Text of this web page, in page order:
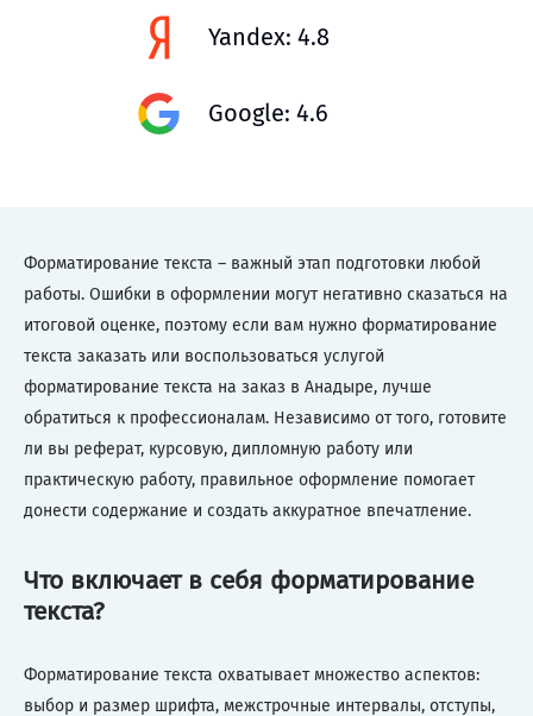
Yandex: 4.8
Google: 4.6
Форматирование текста – важный этап подготовки любой
работы. Ошибки в оформлении могут негативно сказаться на
итоговой оценке, поэтому если вам нужно форматирование
текста заказать или воспользоваться услугой
форматирование текста на заказ в Анадыре, лучше
обратиться к профессионалам. Независимо от того, готовите
ли вы реферат, курсовую, дипломную работу или
практическую работу, правильное оформление помогает
донести содержание и создать аккуратное впечатление.
Что включает в себя форматирование
текста?
Форматирование текста охватывает множество аспектов:
выбор и размер шрифта, межстрочные интервалы, отступы,